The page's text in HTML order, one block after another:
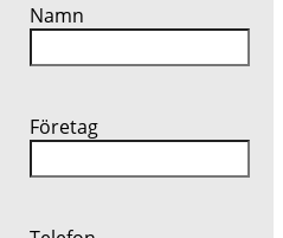
Namn
Företag